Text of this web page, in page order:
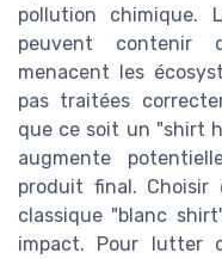
pollution chimique.
peuvent contenir
menacent les
pas traitées
que ce soit un "shirt
augmente
produit final. Choisir
classique "blanc
impact. Pour lutter